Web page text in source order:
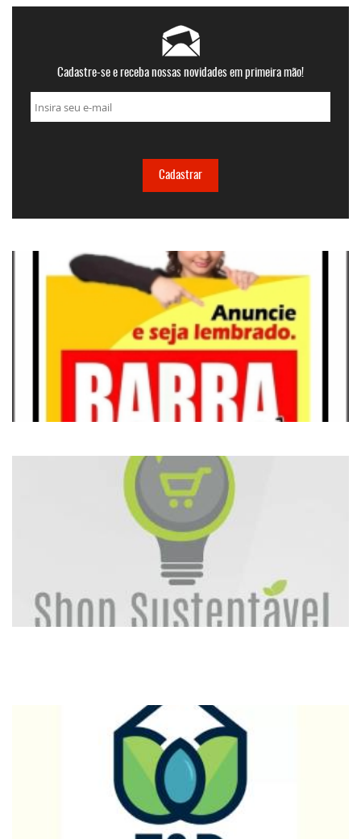
Cadastre-se e receba nossas novidades em primeira mão!